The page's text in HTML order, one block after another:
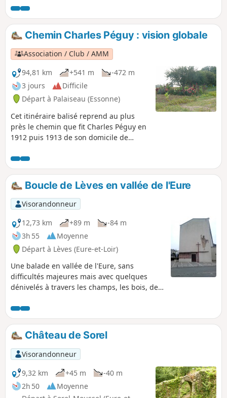
caractérisent l'architecture particulière de Nogent-le-Roi.
Entre parc du château et Bois de Ruffin, le promeneur
passera du paysage urbain au paysage rural très varié.
Chemin Charles Péguy : vision globale
Association / Club / AMM
94,81 km
+541 m
-472 m
3 jours
Difficile
Départ à Palaiseau (Essonne)
Cet itinéraire balisé reprend au plus
près le chemin que fit Charles Péguy en
1912 puis 1913 de son domicile de
passant par Dourdan . L'itinéraire
pédestre représente 94 kilomètres,
jalonnés de balises Bleues et Blanches.
Le Chemin a été créé par l' Amitié
Charles Péguy. Il a bénéficié du
concours du Conseil Général d'Eure-et-
Loir. C'est à Visorando que l'on doit sa
première publication sur Internet.
Boucle de Lèves en vallée de l'Eure
Visorandonneur
12,73 km
+89 m
-84 m
3h 55
Moyenne
Départ à Lèves (Eure-et-Loir)
Une balade en vallée de l'Eure, sans
difficultés majeures mais avec quelques
dénivelés à travers les champs, les bois, des
de bitume et quelques habitations aussi.
C'est une promenade qui peut également se
faire à VTT ou et VTC.
Château de Sorel
Visorandonneur
9,32 km
+45 m
-40 m
2h 50
Moyenne